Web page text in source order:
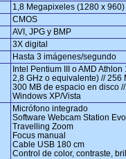
1,8 Megapixeles (1280 x 960)
CMOS
AVI, JPG y BMP
3X digital
Hasta 3 imágenes/segundo
Intel Pentium III o AMD
2,8 GHz o equivalente) // 256
300 MB de espacio en disco
Windows XP/Vista
Micrófono integrado
Software Webcam Station
Travelling Zoom
Focus manual
Cable USB 180 cm
Control de color, contraste,